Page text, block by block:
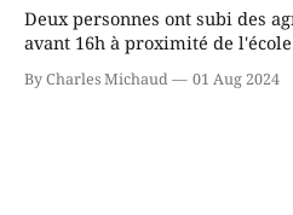
Deux personnes ont subi des
avant 16h à proximité de
le secteur Bellefeuille de Saint-
victimes aurait été écrasée
By Charles Michaud 01 Aug 2024